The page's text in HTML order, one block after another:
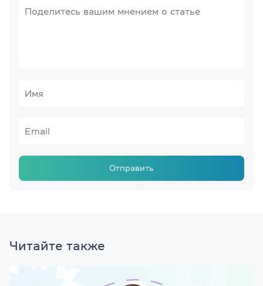
Отправить
Читайте также